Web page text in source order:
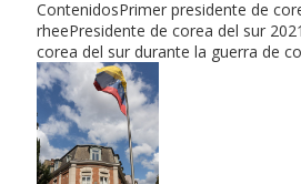
ContenidosPrimer presidente de
rheePresidente de corea del sur
corea del sur durante la guerra de